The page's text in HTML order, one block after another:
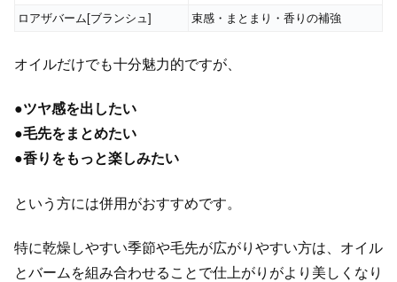
ロアザバーム[ブランシュ]
束感・まとまり・香りの補強
オイルだけでも十分魅力的ですが、
●ツヤ感を出したい
●毛先をまとめたい
●香りをもっと楽しみたい
という方には併用がおすすめです。
特に乾燥しやすい季節や毛先が広がりやすい方は、オイル
とバームを組み合わせることで仕上がりがより美しくなり